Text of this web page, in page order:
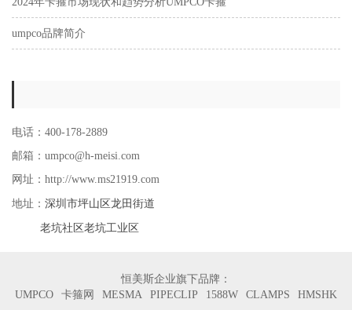
umpco品牌简介
电话：400-178-2889
邮箱：umpco@h-meisi.com
网址：http://www.ms21919.com
地址： 深圳市坪山区龙田街道
老坑社区老坑工业区
恒美斯企业旗下品牌：
UMPCO
卡箍网 MESMA PIPECLIP 1588W CLAMPS HMSHK